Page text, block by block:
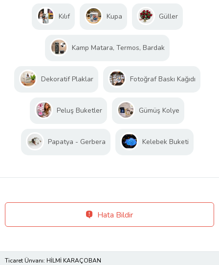
Kılıf Kupa Güller
Kamp Matara, Termos, Bardak
Dekoratif Plaklar Fotoğraf Baskı Kağıdı
Peluş Buketler Gümüş Kolye
Papatya - Gerbera Kelebek Buketi
Hata Bildir
Ticaret Ünvanı: HİLMİ KARAÇOBAN